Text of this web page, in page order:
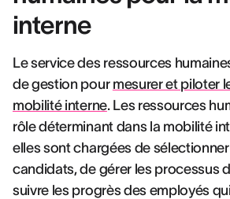
interne
Le service des ressources
de gestion pour mesurer et piloter
mobilité interne. Les ressources
rôle déterminant dans la mobilité
elles sont chargées de
candidats, de gérer les processus
suivre les progrès des employés